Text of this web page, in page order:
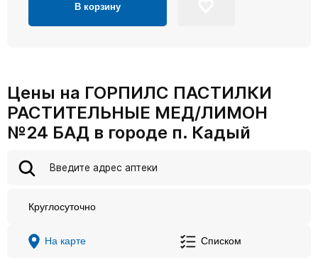
В корзину
Цены на ГОРПИЛС ПАСТИЛКИ
РАСТИТЕЛЬНЫЕ МЕД/ЛИМОН
№24 БАД в городе п. Кадый
Круглосуточно
На карте Списком